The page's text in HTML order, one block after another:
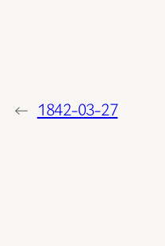
← 1842-03-27